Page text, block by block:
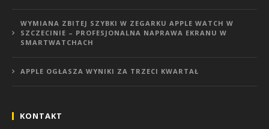
WYMIANA ZBITEJ SZYBKI W ZEGARKU APPLE WATCH W
SZCZECINIE – PROFESJONALNA NAPRAWA EKRANU W
SMARTWATCHACH
APPLE OGŁASZA WYNIKI ZA TRZECI KWARTAŁ
KONTAKT